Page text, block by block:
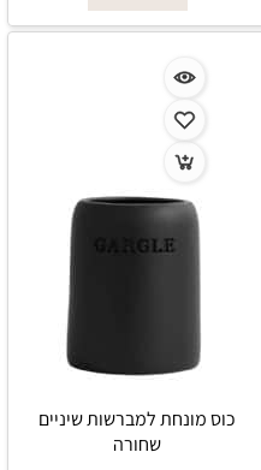
כוס מונחת למברשות שיניים
שחורה